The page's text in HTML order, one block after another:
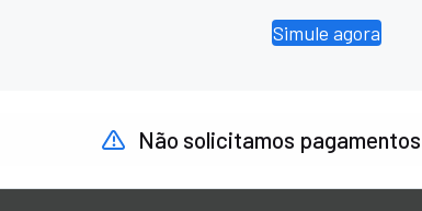
Simule agora
Não solicitamos